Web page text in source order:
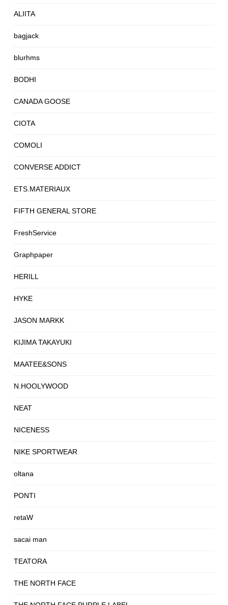
ALIITA
bagjack
blurhms
BODHI
CANADA GOOSE
CIOTA
COMOLI
CONVERSE ADDICT
ETS.MATERIAUX
FIFTH GENERAL STORE
FreshService
Graphpaper
HERILL
HYKE
JASON MARKK
KIJIMA TAKAYUKI
MAATEE&SONS
N.HOOLYWOOD
NEAT
NICENESS
NIKE SPORTWEAR
oltana
PONTI
retaW
sacai man
TEATORA
THE NORTH FACE